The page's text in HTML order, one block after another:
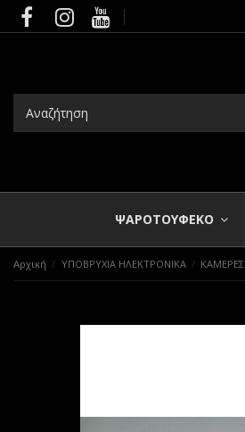
ΨΑΡΟΤΟΥΦΕΚΟ
Αρχική ΥΠΟΒΡΥΧΙΑ ΗΛΕΚΤΡΟΝΙΚΑ ΚΑΜΕΡΕΣ